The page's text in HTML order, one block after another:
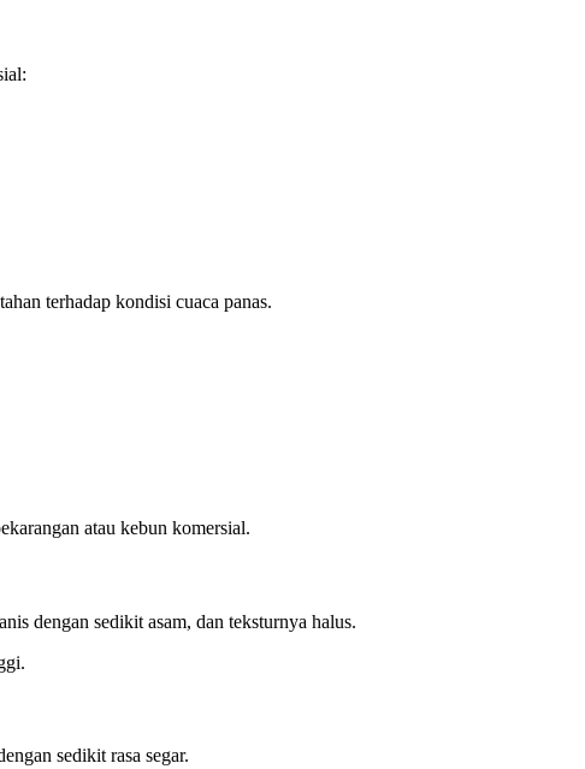
terhadap kondisi cuaca panas.
atau kebun komersial.
dengan sedikit asam, dan teksturnya halus.
sedikit rasa segar.